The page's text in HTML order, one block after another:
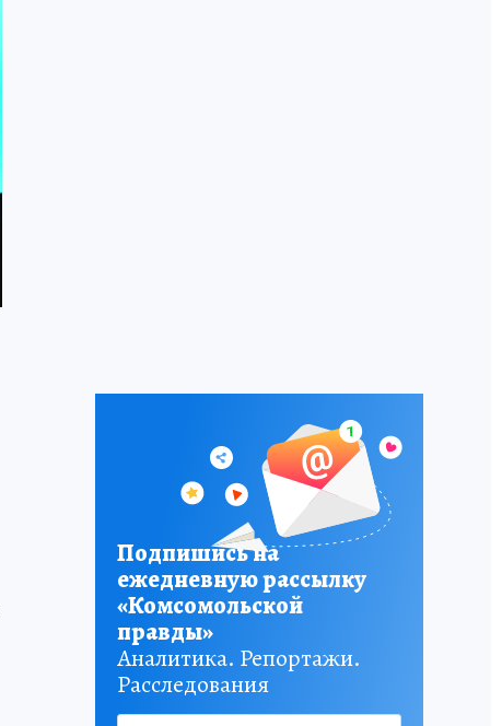
Подпишись на
ежедневную рассылку
«Комсомольской
правды»
Аналитика. Репортажи.
Расследования